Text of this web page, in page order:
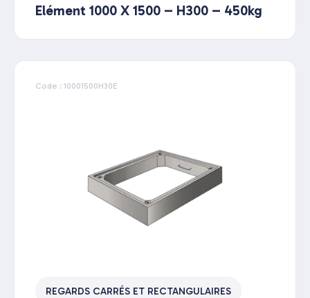
Elément 1000 X 1500 – H300 – 450kg
Code : 10001500H30E
REGARDS CARRÉS ET RECTANGULAIRES